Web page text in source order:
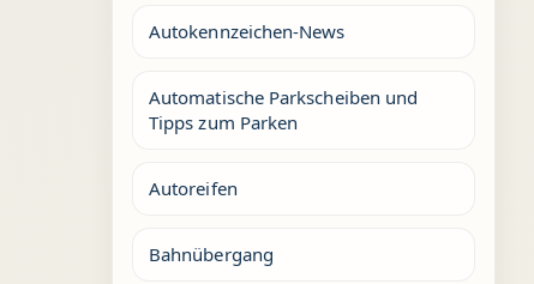
Autokennzeichen-News
Automatische Parkscheiben und
Tipps zum Parken
Autoreifen
Bahnübergang